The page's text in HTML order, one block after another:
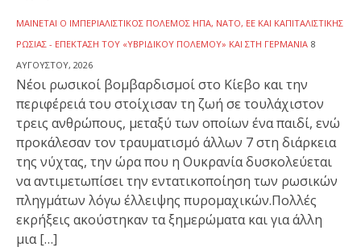
ΜΑΊΝΕΤΑΙ Ο ΙΜΠΕΡΙΑΛΙΣΤΙΚΌΣ ΠΌΛΕΜΟΣ ΗΠΑ, ΝΑΤΟ, ΕΕ ΚΑΙ ΚΑΠΙΤΑΛΙΣΤΙΚΉΣ
ΡΩΣΊΑΣ - ΕΠΈΚΤΑΣΗ ΤΟΥ «ΥΒΡΙΔΙΚΟΎ ΠΟΛΈΜΟΥ» ΚΑΙ ΣΤΗ ΓΕΡΜΑΝΊΑ 8
ΑΥΓΟΎΣΤΟΥ, 2026
Νέοι ρωσικοί βομβαρδισμοί στο Κίεβο και την
περιφέρειά του στοίχισαν τη ζωή σε τουλάχιστον
τρεις ανθρώπους, μεταξύ των οποίων ένα παιδί, ενώ
προκάλεσαν τον τραυματισμό άλλων 7 στη διάρκεια
της νύχτας, την ώρα που η Ουκρανία δυσκολεύεται
να αντιμετωπίσει την εντατικοποίηση των ρωσικών
πληγμάτων λόγω έλλειψης πυρομαχικών.Πολλές
εκρήξεις ακούστηκαν τα ξημερώματα και για άλλη
μια […]